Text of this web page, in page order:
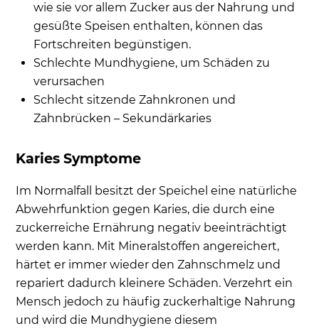
wie sie vor allem Zucker aus der Nahrung und
gesüßte Speisen enthalten, können das
Fortschreiten begünstigen.
Schlechte Mundhygiene, um Schäden zu
verursachen
Schlecht sitzende Zahnkronen und
Zahnbrücken – Sekundärkaries
Karies Symptome
Im Normalfall besitzt der Speichel eine natürliche
Abwehrfunktion gegen Karies, die durch eine
zuckerreiche Ernährung negativ beeinträchtigt
werden kann. Mit Mineralstoffen angereichert,
härtet er immer wieder den Zahnschmelz und
repariert dadurch kleinere Schäden. Verzehrt ein
Mensch jedoch zu häufig zuckerhaltige Nahrung
und wird die Mundhygiene diesem